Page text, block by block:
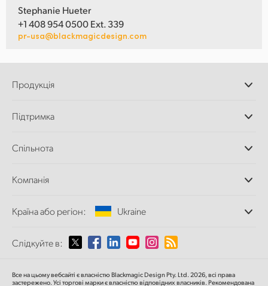
Stephanie Hueter
+1 408 954 0500 Ext. 339
pr-usa@blackmagicdesign.com
Продукція
Додатки DaVinci
Відеомікшери ATEM
Дискові рекордери
та відтворення
Перетворення форматів
Мовні конвертери
Мережеве сховище
Підтримка
Центр підтримки
Спільнота
Компанія
Про нас
Медіа
Країна або регіон: Ukraine
Виберіть вашу країну або регіон
Слідкуйте в:
Все на цьому вебсайті є власністю Blackmagic Design Pty. Ltd. 2026, всі права
застережено.Усі торгові марки є власністю відповідних власників.Рекомендована